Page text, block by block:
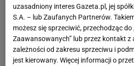
uzasadniony interes Gazeta.pl, jej
S.A. – lub Zaufanych Partnerów.
możesz się sprzeciwić, przechodząc do
Zaawansowanych” lub przez kontakt
zależności od zakresu sprzeciwu i
jest kierowany. Więcej informacji o